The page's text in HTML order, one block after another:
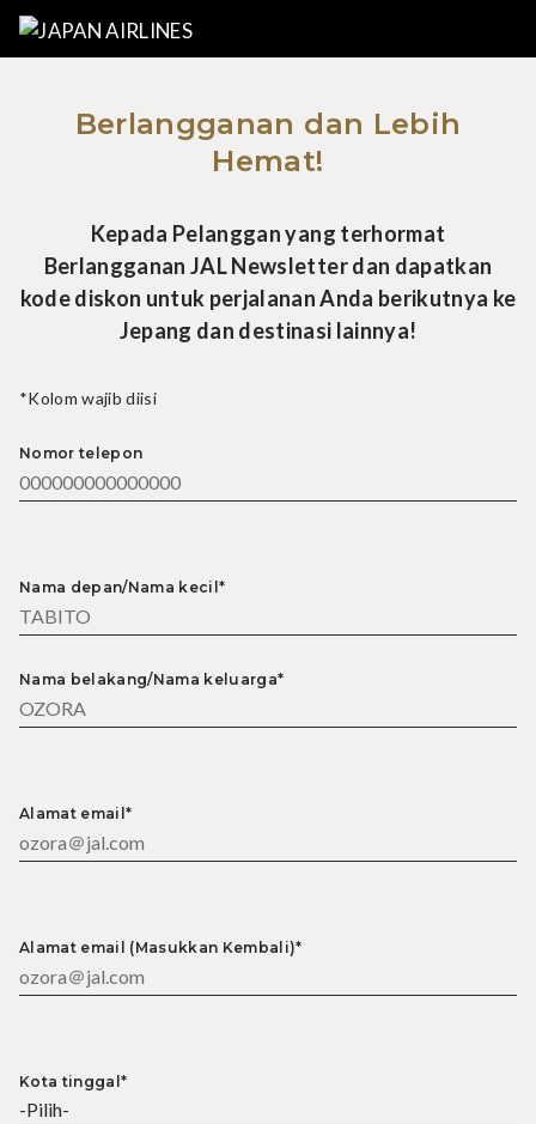
Berlangganan dan Lebih
Hemat!
Kepada Pelanggan yang terhormat
Berlangganan JAL Newsletter dan dapatkan
kode diskon untuk perjalanan Anda berikutnya ke
Jepang dan destinasi lainnya!
*Kolom wajib diisi
Nomor telepon
Nama depan/Nama kecil*
Nama belakang/Nama keluarga*
Alamat email*
Alamat email (Masukkan Kembali)*
Kota tinggal*